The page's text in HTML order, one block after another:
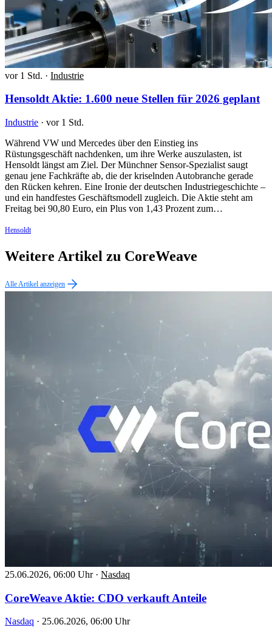
vor 1 Std. · Industrie
Hensoldt Aktie: 1.600 neue Stellen für 2026 geplant
Industrie · vor 1 Std.
Während VW und Mercedes über den Einstieg ins
Rüstungsgeschäft nachdenken, um ihre Werke auszulasten, ist
Hensoldt längst am Ziel. Der Münchner Sensor-Spezialist saugt
genau jene Fachkräfte ab, die der kriselnden Autobranche gerade
den Rücken kehren. Eine Ironie der deutschen Industriegeschichte –
und ein handfestes Geschäftsmodell zugleich. Die Aktie steht am
Freitag bei 90,80 Euro, ein Plus von 1,43 Prozent zum…
Hensoldt
Weitere Artikel zu CoreWeave
Alle Artikel anzeigen
25.06.2026, 06:00 Uhr · Nasdaq
CoreWeave Aktie: CDO verkauft Anteile
Nasdaq · 25.06.2026, 06:00 Uhr